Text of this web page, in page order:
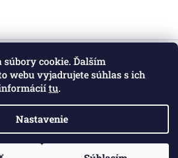
súbory cookie. Ďalším
webu vyjadrujete súhlas s ich
tu.
Nastavenie
2026 . Všetky práva vyhradené.